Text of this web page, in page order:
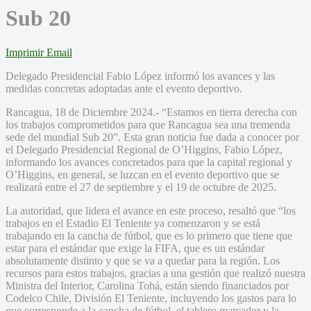
Sub 20
Imprimir Email
Delegado Presidencial Fabio López informó los avances y las
medidas concretas adoptadas ante el evento deportivo.
Rancagua, 18 de Diciembre 2024.- “Estamos en tierra derecha con
los trabajos comprometidos para que Rancagua sea una tremenda
sede del mundial Sub 20”. Esta gran noticia fue dada a conocer por
el Delegado Presidencial Regional de O’Higgins, Fabio López,
informando los avances concretados para que la capital regional y
O’Higgins, en general, se luzcan en el evento deportivo que se
realizará entre el 27 de septiembre y el 19 de octubre de 2025.
La autoridad, que lidera el avance en este proceso, resaltó que “los
trabajos en el Estadio El Teniente ya comenzaron y se está
trabajando en la cancha de fútbol, que es lo primero que tiene que
estar para el estándar que exige la FIFA, que es un estándar
absolutamente distinto y que se va a quedar para la región. Los
recursos para estos trabajos, gracias a una gestión que realizó nuestra
Ministra del Interior, Carolina Tohá, están siendo financiados por
Codelco Chile, División El Teniente, incluyendo los gastos para lo